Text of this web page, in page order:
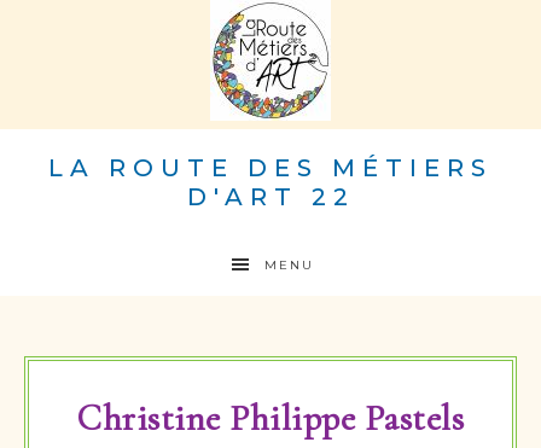
LA ROUTE DES MÉTIERS
D'ART 22
MENU
Christine Philippe Pastels